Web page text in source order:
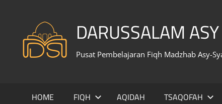
content
DARUSSALAM
Pusat Pembelajaran Fiqh Madzhab Asy-
HOME FIQH AQIDAH TSAQOFAH